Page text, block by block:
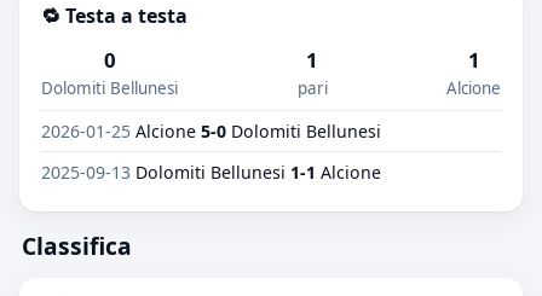
🔁 Testa a testa
0
Dolomiti Bellunesi
1
pari
1
Alcione
2026-01-25 Alcione 5-0 Dolomiti Bellunesi
2025-09-13 Dolomiti Bellunesi 1-1 Alcione
Classifica